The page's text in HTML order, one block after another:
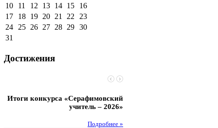
10
11 12 13 14 15
16
17
18 19 20 21 22 23
24 25 26 27 28 29 30
31
Достижения
Итоги конкурса «Серафимовский
учитель – 2026»
Подробнее »